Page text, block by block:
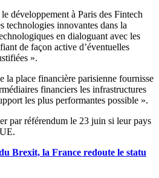
développement à Paris des Fintech
technologies innovantes dans la
en dialoguant avec les
de façon active d’éventuelles
».
la place financière parisienne fournisse
financiers les infrastructures
les plus performantes possible ».
par référendum le 23 juin si leur pays
Brexit, la France redoute le statu